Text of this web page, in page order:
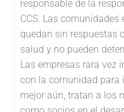
responsable de la
CCS. Las comunidades
quedan sin respuestas
salud y no pueden
Las empresas rara vez
con la comunidad para
mejor aún, tratan a los